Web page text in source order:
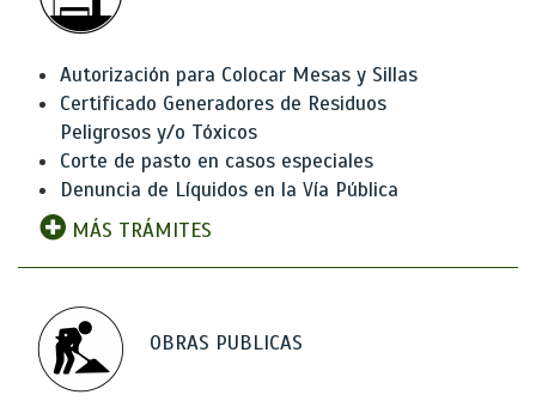
Autorización para Colocar Mesas y Sillas
Certificado Generadores de Residuos
Peligrosos y/o Tóxicos
Corte de pasto en casos especiales
Denuncia de Líquidos en la Vía Pública
MÁS TRÁMITES
OBRAS PUBLICAS